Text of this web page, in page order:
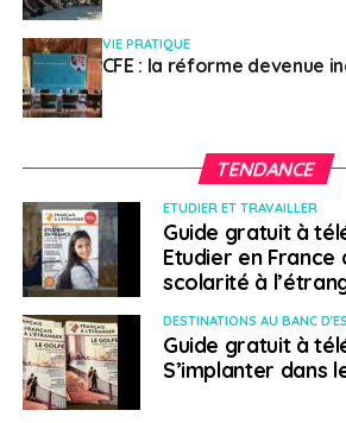
VIE PRATIQUE
CFE : la réforme devenue
TENDANCE
ETUDIER ET TRAVAILLER
Guide gratuit à
Etudier en France
scolarité à
DESTINATIONS AU BANC
Guide gratuit à
S’implanter dans